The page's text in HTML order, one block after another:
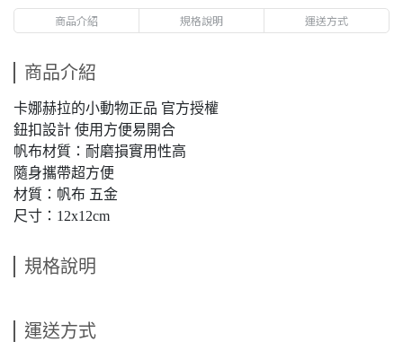
商品介紹 規格說明 運送方式
商品介紹
卡娜赫拉的小動物正品 官方授權
鈕扣設計 使用方便易開合
帆布材質：耐磨損實用性高
隨身攜帶超方便
材質：帆布 五金
尺寸：12x12cm
規格說明
運送方式